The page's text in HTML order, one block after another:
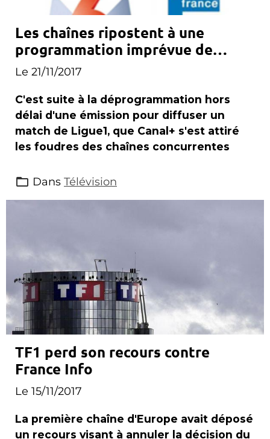
Les chaînes ripostent à une
programmation imprévue de
Canal+
Le 21/11/2017
C'est suite à la déprogrammation hors
délai d'une émission pour diffuser un
match de Ligue1, que Canal+ s'est attiré
les foudres des chaînes concurrentes
Dans Télévision
TF1 perd son recours contre
France Info
Le 15/11/2017
La première chaîne d'Europe avait déposé
un recours visant à annuler la décision du